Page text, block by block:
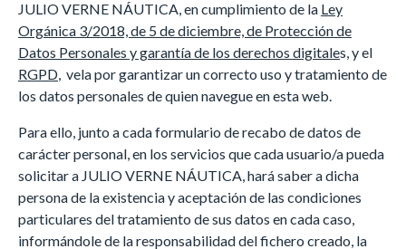
JULIO VERNE NÁUTICA, en cumplimiento de la Ley
Orgánica 3/2018, de 5 de diciembre, de Protección de
Datos Personales y garantía de los derechos digitales, y el
RGPD, vela por garantizar un correcto uso y tratamiento de
los datos personales de quien navegue en esta web.
Para ello, junto a cada formulario de recabo de datos de
carácter personal, en los servicios que cada usuario/a pueda
solicitar a JULIO VERNE NÁUTICA, hará saber a dicha
persona de la existencia y aceptación de las condiciones
particulares del tratamiento de sus datos en cada caso,
informándole de la responsabilidad del fichero creado, la